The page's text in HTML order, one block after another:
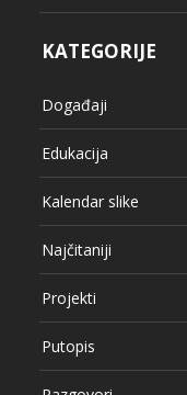
KATEGORIJE
Događaji
Edukacija
Kalendar slike
Najčitaniji
Projekti
Putopis